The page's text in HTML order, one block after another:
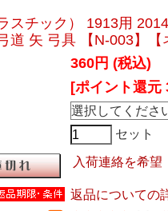
スチック） 1913用
道 矢 弓具 【N-003】【
360円 (税込)
[ポイント還元
セット
入荷連絡を希望
返品についての